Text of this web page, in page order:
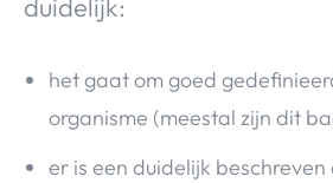
duidelijk:
het gaat om goed
organisme (meestal zijn dit
er is een duidelijk beschreven